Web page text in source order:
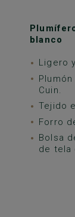
blanco
Ligero
Cuin.
Tejido
Forro
Bolsa
de tela